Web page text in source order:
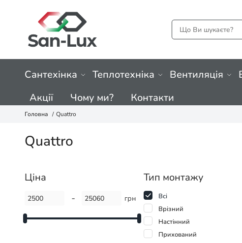
Сантехінка Теплотехніка Вентиляція
Акції
Чому ми? Контакти
Головна Quattro
Quattro
Ціна
- грн
Тип монтажу
Всі
Врізний
Настінний
Прихований